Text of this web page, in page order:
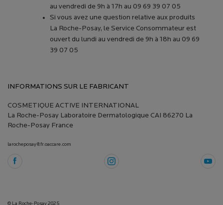
au vendredi de 9h à 17h au 09 69 39 07 05
Si vous avez une question relative aux produits
La Roche-Posay, le Service Consommateur est
ouvert du lundi au vendredi de 9h à 18h au 09 69
39 07 05
INFORMATIONS SUR LE FABRICANT
COSMETIQUE ACTIVE INTERNATIONAL
La Roche-Posay Laboratoire Dermatologique CAI 86270 La
Roche-Posay France
larocheposay@fr.oaccare.com
© La Roche-Posay 2025